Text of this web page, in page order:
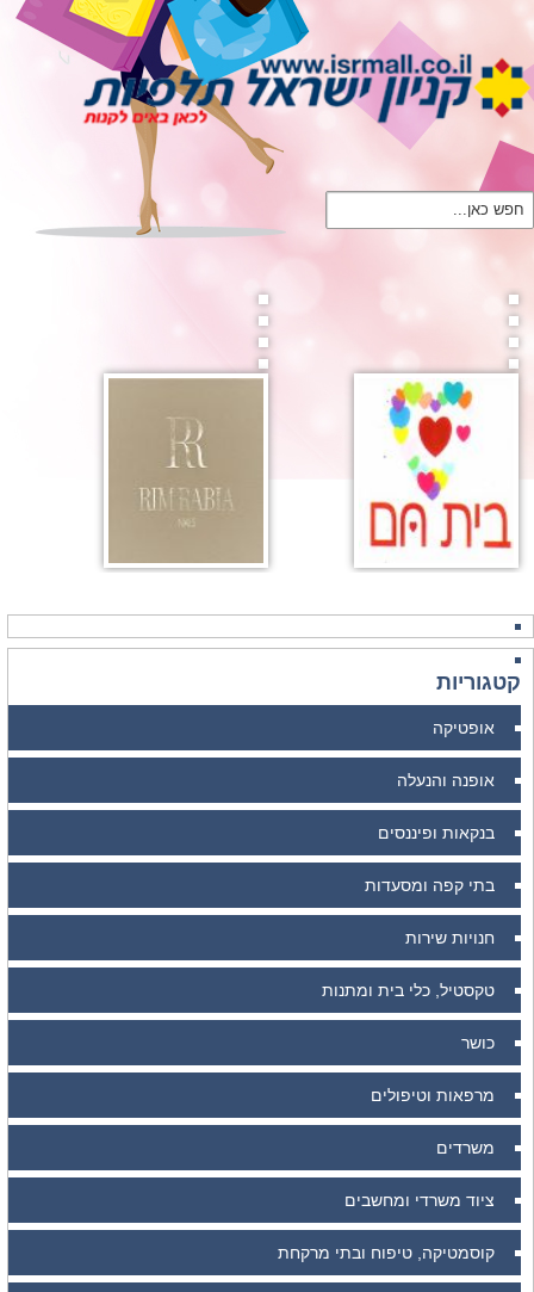
חפש כאן...
קטגוריות
אופטיקה
אופנה והנעלה
בנקאות ופיננסים
בתי קפה ומסעדות
חנויות שירות
טקסטיל, כלי בית ומתנות
כושר
מרפאות וטיפולים
משרדים
ציוד משרדי ומחשבים
קוסמטיקה, טיפוח ובתי מרקחת